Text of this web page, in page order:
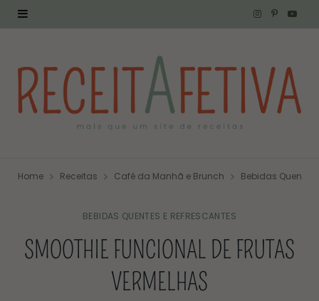
I
t
m
P
t
Y
T
Home Receitas Café da Manhã e Brunch Bebidas Quentes
BEBIDAS QUENTES E REFRESCANTES
SMOOTHIE FUNCIONAL DE FRUTAS
VERMELHAS